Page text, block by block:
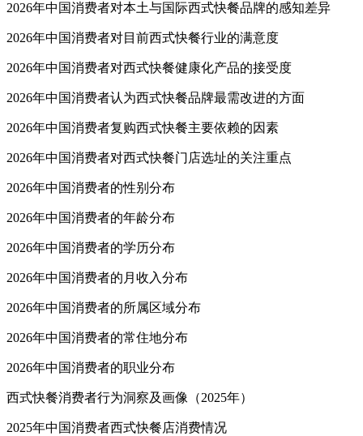
2026年中国消费者对本土与国际西式快餐品牌的感知差异
2026年中国消费者对目前西式快餐行业的满意度
2026年中国消费者对西式快餐健康化产品的接受度
2026年中国消费者认为西式快餐品牌最需改进的方面
2026年中国消费者复购西式快餐主要依赖的因素
2026年中国消费者对西式快餐门店选址的关注重点
2026年中国消费者的性别分布
2026年中国消费者的年龄分布
2026年中国消费者的学历分布
2026年中国消费者的月收入分布
2026年中国消费者的所属区域分布
2026年中国消费者的常住地分布
2026年中国消费者的职业分布
西式快餐消费者行为洞察及画像（2025年）
2025年中国消费者西式快餐店消费情况